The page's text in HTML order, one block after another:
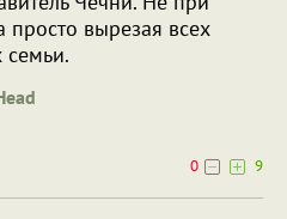
вырезая всех
семьи.
0
9